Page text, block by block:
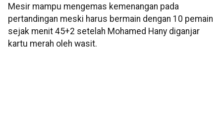
Mesir mampu mengemas kemenangan pada
pertandingan meski harus bermain dengan 10 pemain
sejak menit 45+2 setelah Mohamed Hany diganjar
kartu merah oleh wasit.